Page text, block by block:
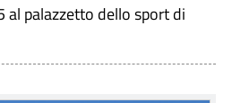
al palazzetto dello sport di